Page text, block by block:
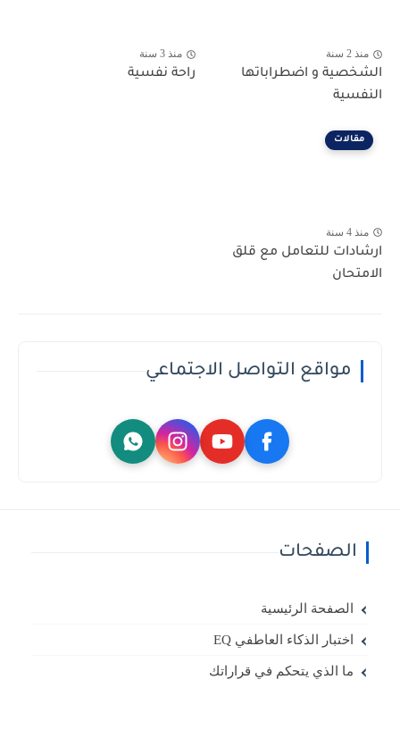
منذ 2 سنة
الشخصية و اضطراباتها
النفسية
منذ 3 سنة
راحة نفسية
مقالات
منذ 4 سنة
ارشادات للتعامل مع قلق
الامتحان
مواقع التواصل الاجتماعي
الصفحات
الصفحة الرئيسية
اختبار الذكاء العاطفي EQ
ما الذي يتحكم في قراراتك